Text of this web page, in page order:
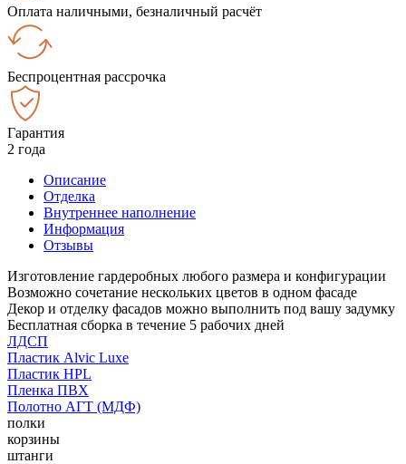
Оплата наличными, безналичный расчёт
Беспроцентная рассрочка
Гарантия
2 года
Описание
Отделка
Внутреннее наполнение
Информация
Отзывы
Изготовление гардеробных любого размера и конфигурации
Возможно сочетание нескольких цветов в одном фасаде
Декор и отделку фасадов можно выполнить под вашу задумку
Бесплатная сборка в течение 5 рабочих дней
ЛДСП
Пластик Alvic Luxe
Пластик HPL
Пленка ПВХ
Полотно АГТ (МДФ)
полки
корзины
штанги